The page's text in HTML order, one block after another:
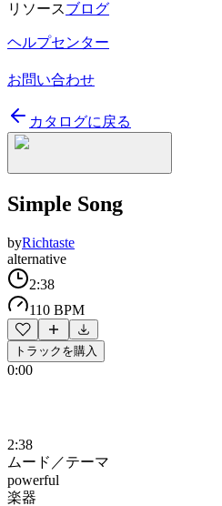
リソースブログ
ヘルプセンター
お問い合わせ
カタログに戻る
Simple Song
byRichtaste
alternative
2:38
110 BPM
トラックを購入
0:00
2:38
ムード／テーマ
powerful
楽器